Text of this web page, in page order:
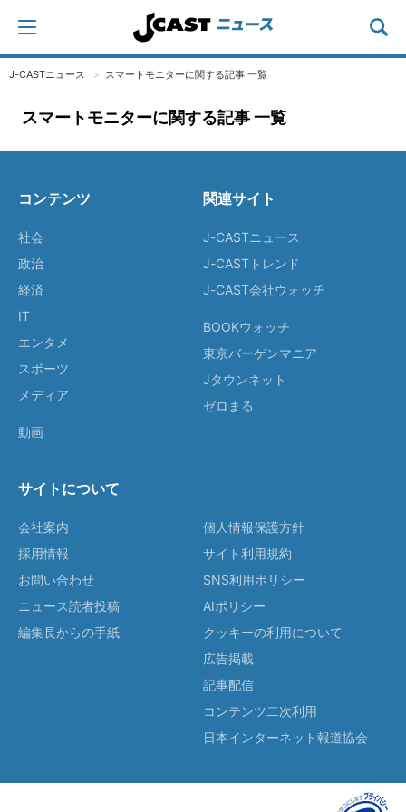
J-CASTニュース スマートモニターに関する記事 一覧
スマートモニターに関する記事 一覧
コンテンツ
社会
政治
経済
IT
エンタメ
スポーツ
メディア
動画
関連サイト
J-CASTニュース
J-CASTトレンド
J-CAST会社ウォッチ
BOOKウォッチ
東京バーゲンマニア
Jタウンネット
ゼロまる
サイトについて
会社案内
採用情報
お問い合わせ
ニュース読者投稿
編集長からの手紙
個人情報保護方針
サイト利用規約
SNS利用ポリシー
AIポリシー
クッキーの利用について
広告掲載
記事配信
コンテンツ二次利用
日本インターネット報道協会